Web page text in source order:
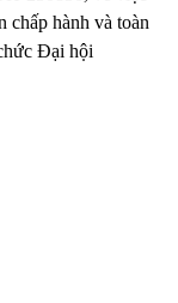
chấp hành và toàn
Đại hội